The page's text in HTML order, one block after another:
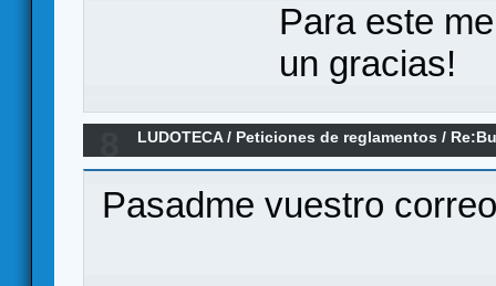
Para este
un gracias!
LUDOTECA/ Peticiones de reglamentos /
Besieged edición lujo
Pasadme vuestro